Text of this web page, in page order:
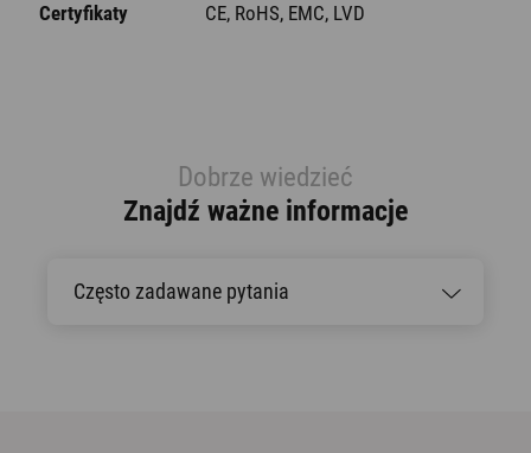
Certyfikaty CE, RoHS, EMC, LVD
Dobrze wiedzieć
Znajdź ważne informacje
Często zadawane pytania